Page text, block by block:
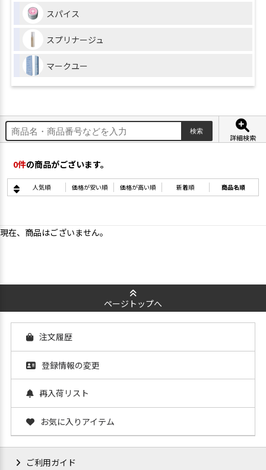
スパイス
スプリナージュ
マークユー
詳細検索
0件の商品がございます。
人気順 価格が安い順 価格が高い順 新着順 商品名順
現在、商品はございません。
ページトップへ
注文履歴
登録情報の変更
再入荷リスト
お気に入りアイテム
ご利用ガイド